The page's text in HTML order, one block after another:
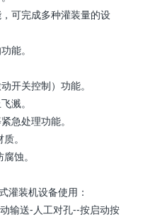
可完成多种灌装量的设
能。
开关控制）功能。
溅。
急处理功能。
。
蚀。
灌装机设备使用：
输送-人工对孔--按启动按